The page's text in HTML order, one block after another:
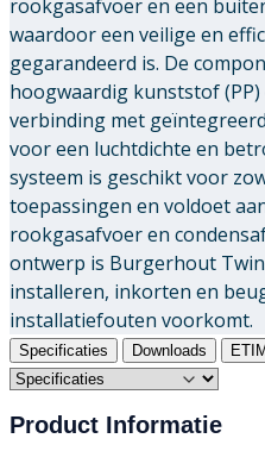
rookgasafvoer en een
waardoor een veilige en
gegarandeerd is. De
hoogwaardig kunststof
verbinding met
voor een luchtdichte en
systeem is geschikt voor
toepassingen en voldoet
rookgasafvoer en
ontwerp is Burgerhout
installeren, inkorten en
installatiefouten voorkomt.
Specificaties Downloads ETIM
Product Informatie